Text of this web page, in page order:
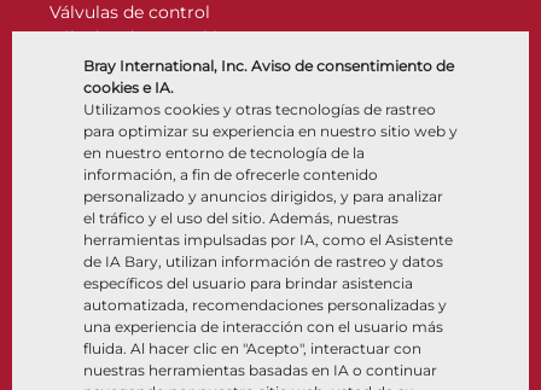
Bray International, Inc. Aviso de consentimiento de
cookies e IA.
Utilizamos cookies y otras tecnologías de rastreo
para optimizar su experiencia en nuestro sitio web y
en nuestro entorno de tecnología de la
información, a fin de ofrecerle contenido
personalizado y anuncios dirigidos, y para analizar
el tráfico y el uso del sitio. Además, nuestras
herramientas impulsadas por IA, como el Asistente
de IA Bary, utilizan información de rastreo y datos
específicos del usuario para brindar asistencia
automatizada, recomendaciones personalizadas y
una experiencia de interacción con el usuario más
fluida. Al hacer clic en "Acepto", interactuar con
nuestras herramientas basadas en IA o continuar
Válvulas de control
Válvulas de retención
Actuadores
Accesorios de control
Criogénico
Compañía
Nosotros
Ubicaciones
Asociación
Sostenibilidad
Portal del cliente
Recursos
Documentos
Centro de información
Software
Selección de materiales